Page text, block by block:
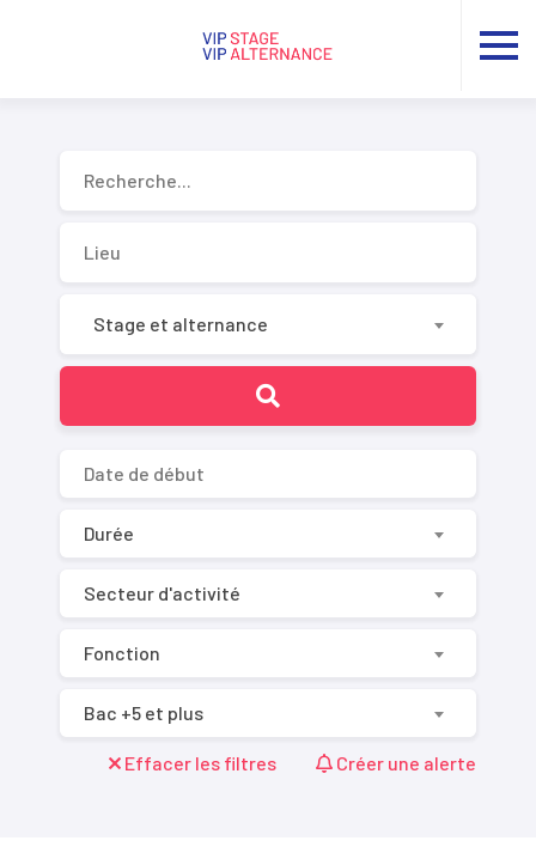
Stage et alternance
Durée
Secteur d'activité
Fonction
Bac +5 et plus
Effacer les filtres Créer une alerte